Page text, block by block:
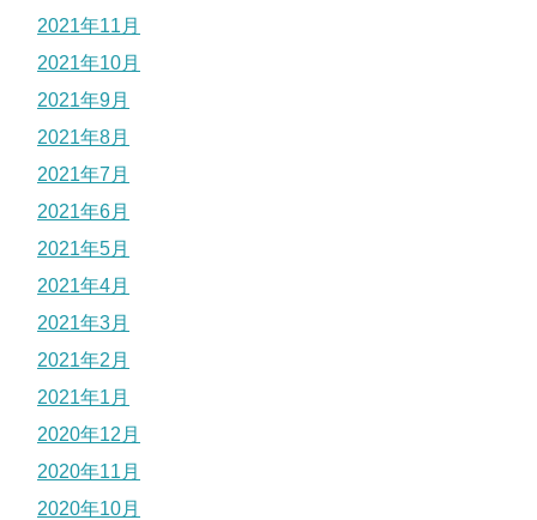
2021年11月
2021年10月
2021年9月
2021年8月
2021年7月
2021年6月
2021年5月
2021年4月
2021年3月
2021年2月
2021年1月
2020年12月
2020年11月
2020年10月